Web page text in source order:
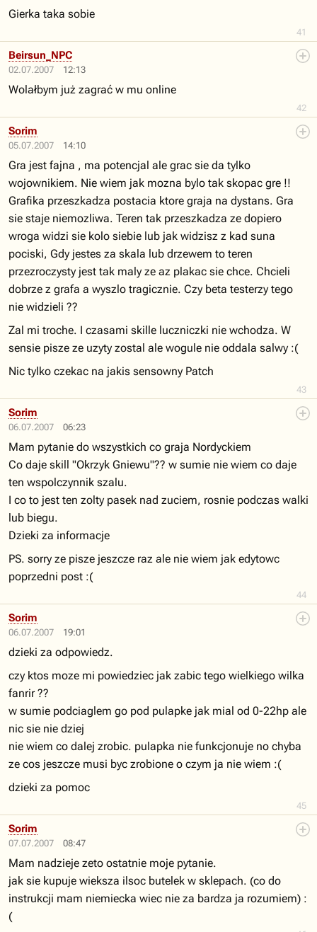
41
Gierka taka sobie
02.07.2007 12:13
42
Beirsun_NPC
Wolałbym już zagrać w mu online
05.07.2007 14:10
43
Sorim
Gra jest fajna , ma potencjal ale grac sie da tylko
wojownikiem. Nie wiem jak mozna bylo tak skopac gre !!
Grafika przeszkadza postacia ktore graja na dystans. Gra
sie staje niemozliwa. Teren tak przeszkadza ze dopiero
wroga widzi sie kolo siebie lub jak widzisz z kad suna
pociski, Gdy jestes za skala lub drzewem to teren
przezroczysty jest tak maly ze az plakac sie chce. Chcieli
dobrze z grafa a wyszlo tragicznie. Czy beta testerzy tego
nie widzieli ??
Zal mi troche. I czasami skille luczniczki nie wchodza. W
sensie pisze ze uzyty zostal ale wogule nie oddala salwy :(
Nic tylko czekac na jakis sensowny Patch
06.07.2007 06:23
44
Sorim
Mam pytanie do wszystkich co graja Nordyckiem
Co daje skill "Okrzyk Gniewu"?? w sumie nie wiem co daje
ten wspolczynnik szalu.
I co to jest ten zolty pasek nad zuciem, rosnie podczas walki
lub biegu.
Dzieki za informacje
PS. sorry ze pisze jeszcze raz ale nie wiem jak edytowc
poprzedni post :(
06.07.2007 19:01
45
Sorim
dzieki za odpowiedz.
czy ktos moze mi powiedziec jak zabic tego wielkiego wilka
fanrir ??
w sumie podciaglem go pod pulapke jak mial od 0-22hp ale
nic sie nie dziej
nie wiem co dalej zrobic. pulapka nie funkcjonuje no chyba
ze cos jeszcze musi byc zrobione o czym ja nie wiem :(
dzieki za pomoc
07.07.2007 08:47
Sorim
Mam nadzieje zeto ostatnie moje pytanie.
jak sie kupuje wieksza ilsoc butelek w sklepach. (co do
instrukcji mam niemiecka wiec nie za bardza ja rozumiem) :
(